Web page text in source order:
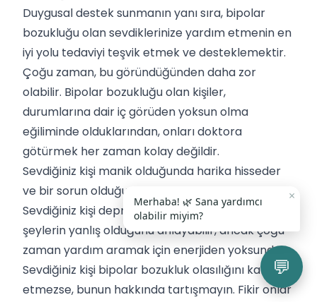
Duygusal destek sunmanın yanı sıra, bipolar
bozukluğu olan sevdiklerinize yardım etmenin en
iyi yolu tedaviyi teşvik etmek ve desteklemektir.
Çoğu zaman, bu göründüğünden daha zor
olabilir. Bipolar bozukluğu olan kişiler,
durumlarına dair iç görüden yoksun olma
eğiliminde olduklarından, onları doktora
götürmek her zaman kolay değildir.
Sevdiğiniz kişi manik olduğunda harika hisseder
ve bir sorun olduğunun farkında değildir.
Sevdiğiniz kişi depresyonda olduğunda, bir
şeylerin yanlış olduğunu anlayabilir, ancak çoğu
zaman yardım aramak için enerjiden yoksundur.
Sevdiğiniz kişi bipolar bozukluk olasılığını kabul
etmezse, bunun hakkında tartışmayın. Fikir onlar
💬
×
Merhaba! 🌿 Sana yardımcı
olabilir miyim?